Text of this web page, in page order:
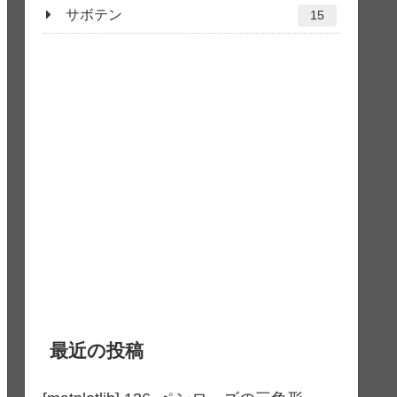
サボテン 15
最近の投稿